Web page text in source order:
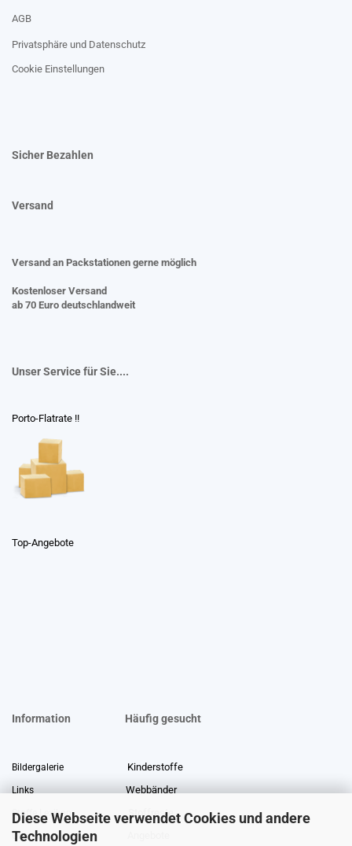
Diese Webseite verwendet Cookies und andere
Technologien
AGB
Privatsphäre und Datenschutz
Cookie Einstellungen
Sicher Bezahlen
Versand
Versand an Packstationen gerne möglich
Kostenloser Versand
ab 70 Euro deutschlandweit
Unser Service für Sie....
Porto-Flatrate !!
Top-Angebote
Information Häufig gesucht
Bildergalerie Kinderstoffe
Links Webbänder
Stoffe Lexikon Stoffreste
Über uns